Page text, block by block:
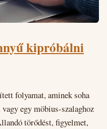
kipróbálni
folyamat, aminek soha
egy möbius-szalaghoz
törődést, figyelmet,